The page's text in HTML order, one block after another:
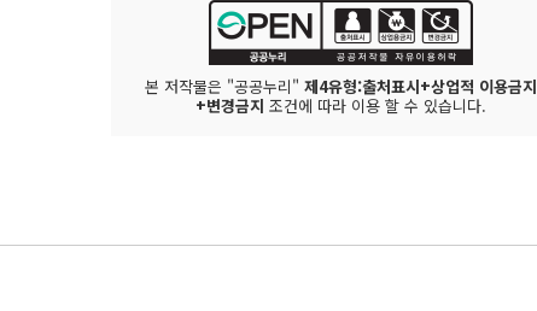
본 저작물은 "공공누리" 제4유형:출처표시+상업적 이용금지
+변경금지 조건에 따라 이용 할 수 있습니다.